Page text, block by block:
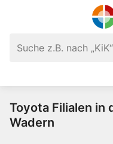
Toyota Filialen in
Wadern